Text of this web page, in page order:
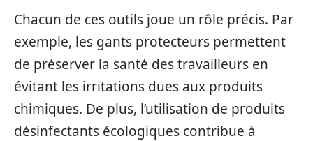
Chacun de ces outils joue un rôle précis. Par
exemple, les gants protecteurs permettent
de préserver la santé des travailleurs en
évitant les irritations dues aux produits
chimiques. De plus, l’utilisation de produits
désinfectants écologiques contribue à